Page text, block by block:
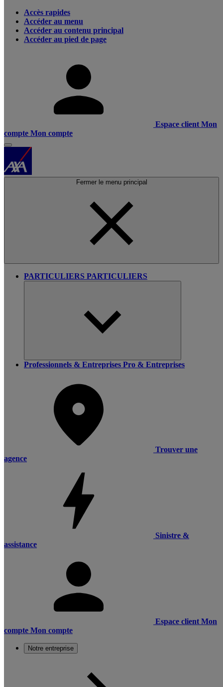
Accès rapides
Accéder au menu
Accéder au contenu principal
Accéder au pied de page
Espace client Mon
compte Mon compte
Fermer le menu principal
PARTICULIERS PARTICULIERS
Professionnels & Entreprises Pro & Entreprises
Trouver une
agence
Sinistre &
assistance
Espace client Mon
compte Mon compte
Notre entreprise